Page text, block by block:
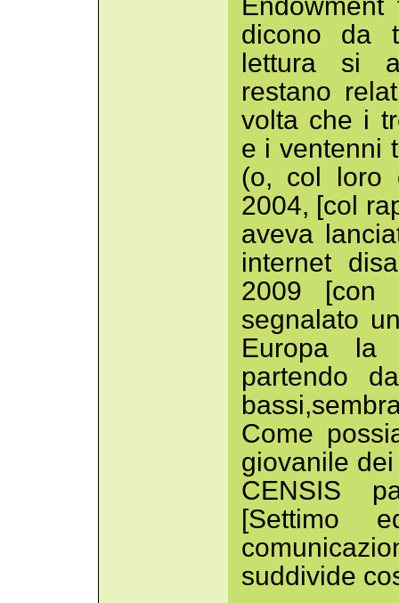
dicono da
lettura si
restano
volta che i
e i ventenni
(o, col loro
2004, [col
aveva
internet
2009 [con
segnalato
Europa la
partendo
Come
giovanile
CENSIS
[Settimo
suddivide